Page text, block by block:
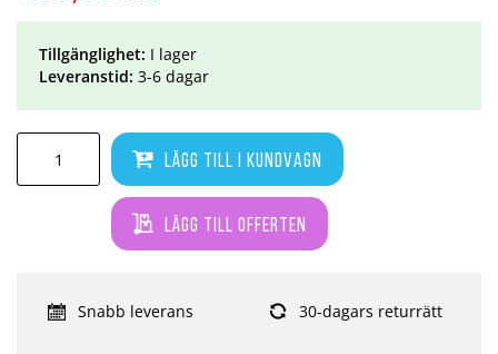
Lägg till i kundvagn
Lägg till offerten
Tillgänglighet: I lager
Leveranstid: 3-6 dagar
Snabb leverans 30-dagars returrätt